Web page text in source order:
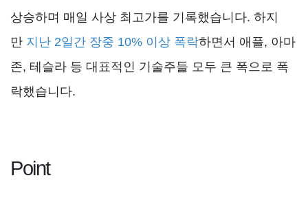
상승하며 매일 사상 최고가를 기록했습니다. 하지
만 지난 2일간 장중 10% 이상 폭락하면서 애플, 아마
존, 테슬라 등 대표적인 기술주들 모두 큰 폭으로 폭
락했습니다.
Point